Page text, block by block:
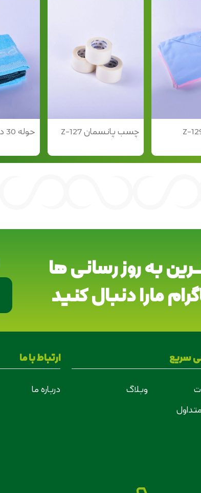
چسب پانسمان Z-127 حوله 30 در 30 Z-126
به روز رسانی ها
مارا دنبال کنید
سریع
وبلاگ
ارتباط با ما
درباره ما